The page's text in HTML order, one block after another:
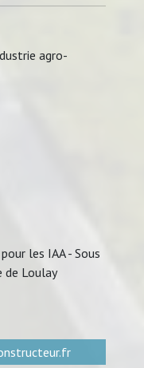
agro-
les IAA - Sous
de Loulay